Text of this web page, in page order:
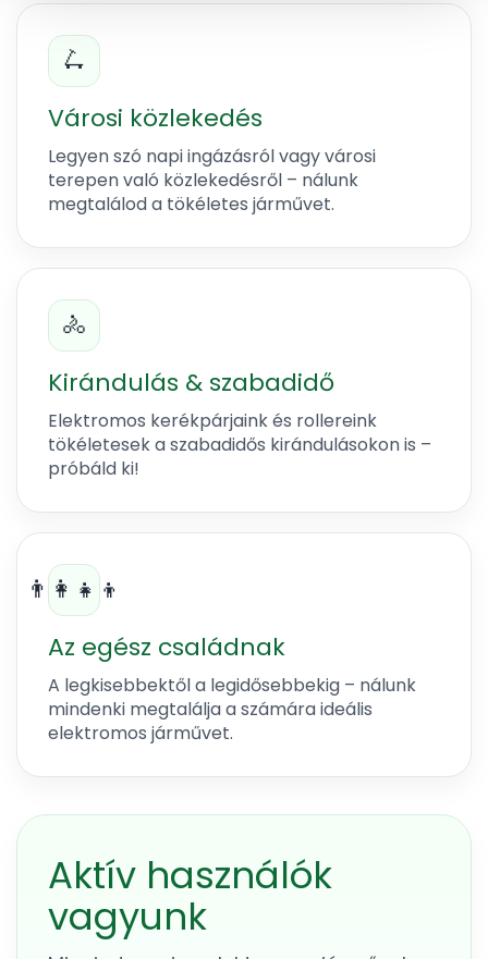
🛴
Városi közlekedés
Legyen szó napi ingázásról vagy városi
terepen való közlekedésről – nálunk
megtalálod a tökéletes járművet.
🚴
Kirándulás & szabadidő
Elektromos kerékpárjaink és rollereink
tökéletesek a szabadidős kirándulásokon is –
próbáld ki!
👨‍👩‍👧‍👦
Az egész családnak
A legkisebbektől a legidősebbekig – nálunk
mindenki megtalálja a számára ideális
elektromos járművet.
Aktív használók
vagyunk